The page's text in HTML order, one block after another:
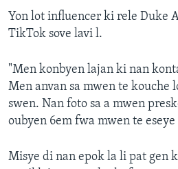
Yon lot influencer ki rele Duke
TikTok sove lavi l.
"Men konbyen lajan ki nan
Men anvan sa mwen te kouche
swen. Nan foto sa a mwen
oubyen 6em fwa mwen te
Misye di nan epok la li pat gen